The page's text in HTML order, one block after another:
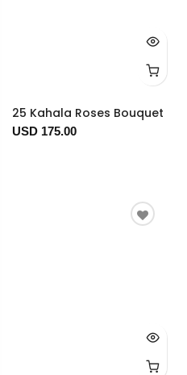
25 Kahala Roses Bouquet
USD 175.00